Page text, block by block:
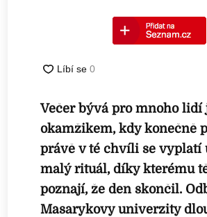
Večer bývá pro mnoho
okamžikem, kdy konečně
právě v té chvíli se vyplatí
malý rituál, díky kterému
poznají, že den skončil.
Masarykovy univerzity